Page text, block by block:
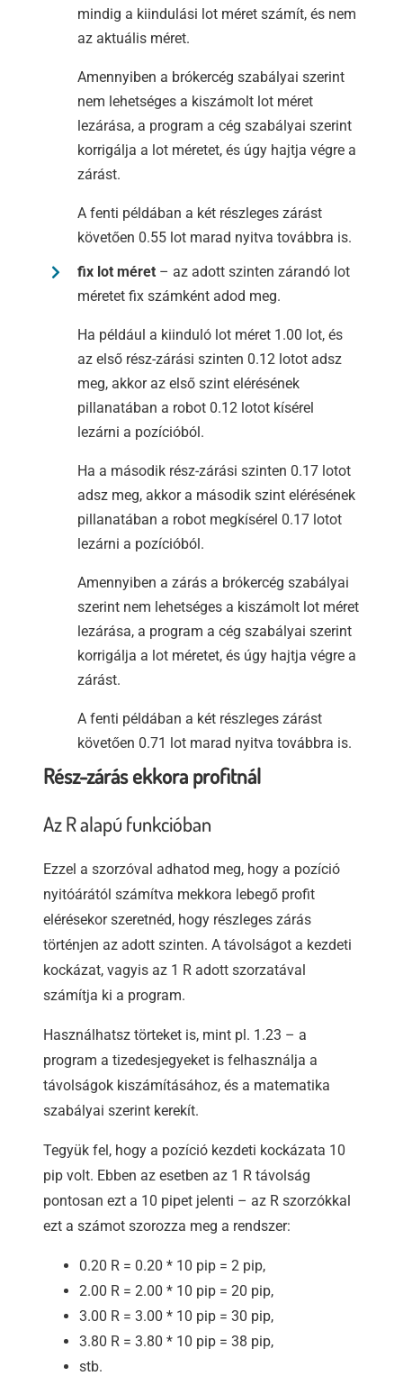
mindig a kiindulási lot méret számít, és nem
az aktuális méret.
Amennyiben a brókercég szabályai szerint
nem lehetséges a kiszámolt lot méret
lezárása, a program a cég szabályai szerint
korrigálja a lot méretet, és úgy hajtja végre a
zárást.
A fenti példában a két részleges zárást
követően 0.55 lot marad nyitva továbbra is.
fix lot méret – az adott szinten zárandó lot
méretet fix számként adod meg.
Ha például a kiinduló lot méret 1.00 lot, és
az első rész-zárási szinten 0.12 lotot adsz
meg, akkor az első szint elérésének
pillanatában a robot 0.12 lotot kísérel
lezárni a pozícióból.
Ha a második rész-zárási szinten 0.17 lotot
adsz meg, akkor a második szint elérésének
pillanatában a robot megkísérel 0.17 lotot
lezárni a pozícióból.
Amennyiben a zárás a brókercég szabályai
szerint nem lehetséges a kiszámolt lot méret
lezárása, a program a cég szabályai szerint
korrigálja a lot méretet, és úgy hajtja végre a
zárást.
A fenti példában a két részleges zárást
követően 0.71 lot marad nyitva továbbra is.
Rész-zárás ekkora profitnál
Az R alapú funkcióban
Ezzel a szorzóval adhatod meg, hogy a pozíció
nyitóárától számítva mekkora lebegő profit
elérésekor szeretnéd, hogy részleges zárás
történjen az adott szinten. A távolságot a kezdeti
kockázat, vagyis az 1 R adott szorzatával
számítja ki a program.
Használhatsz törteket is, mint pl. 1.23 – a
program a tizedesjegyeket is felhasználja a
távolságok kiszámításához, és a matematika
szabályai szerint kerekít.
Tegyük fel, hogy a pozíció kezdeti kockázata 10
pip volt. Ebben az esetben az 1 R távolság
pontosan ezt a 10 pipet jelenti – az R szorzókkal
ezt a számot szorozza meg a rendszer:
0.20 R = 0.20 * 10 pip = 2 pip,
2.00 R = 2.00 * 10 pip = 20 pip,
3.00 R = 3.00 * 10 pip = 30 pip,
3.80 R = 3.80 * 10 pip = 38 pip,
stb.